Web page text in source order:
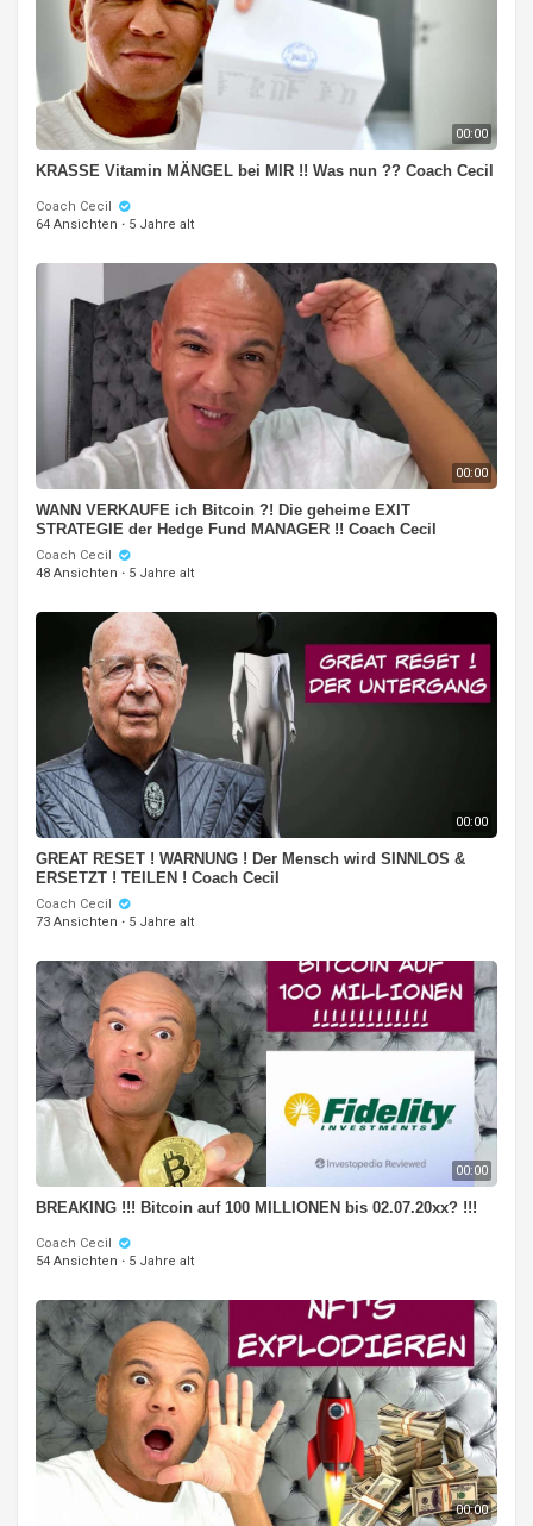
00:00
KRASSE Vitamin MÄNGEL bei MIR !! Was nun ?? Coach Cecil
Coach Cecil
64 Ansichten · 5 Jahre alt
00:00
WANN VERKAUFE ich Bitcoin ?! Die geheime EXIT
STRATEGIE der Hedge Fund MANAGER !! Coach Cecil
Coach Cecil
48 Ansichten · 5 Jahre alt
00:00
GREAT RESET ! WARNUNG ! Der Mensch wird SINNLOS &
ERSETZT ! TEILEN ! Coach Cecil
Coach Cecil
73 Ansichten · 5 Jahre alt
00:00
BREAKING !!! Bitcoin auf 100 MILLIONEN bis 02.07.20xx? !!!
Coach Cecil
54 Ansichten · 5 Jahre alt
00:00